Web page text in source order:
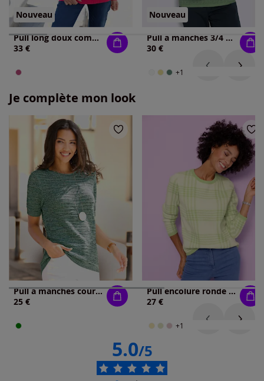
Nouveau
Pull long doux comme du cachemire
33 €
Nouveau
Pull à manches 3/4 manches 3/4 mode
30 €
+1
Je complète mon look
Pull à manches courtes fil chiné doux
25 €
Pull encolure ronde superbe tricot jacquard
27 €
+1
5.0/5